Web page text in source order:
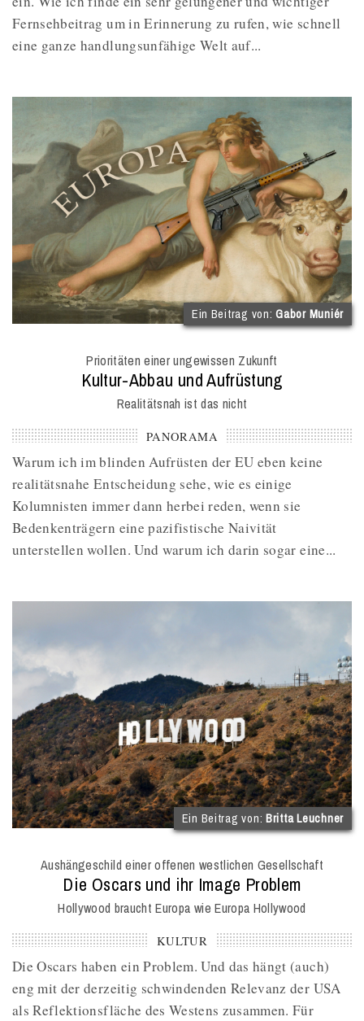
Fernsehbeitrag um in Erinnerung zu rufen, wie schnell
eine ganze handlungsunfähige Welt auf...
Ein Beitrag von:Gabor Muniér
Prioritäten einer ungewissen Zukunft
:
Kultur-Abbau und Aufrüstung
Realitätsnah ist das nicht
PANORAMA
Warum ich im blinden Aufrüsten der EU eben keine
realitätsnahe Entscheidung sehe, wie es einige
Kolumnisten immer dann herbei reden, wenn sie
Bedenkenträgern eine pazifistische Naivität
unterstellen wollen. Und warum ich darin sogar eine...
Ein Beitrag von:Britta Leuchner
Aushängeschild einer offenen westlichen Gesellschaft
:
Die Oscars und ihr Image Problem
Hollywood braucht Europa wie Europa Hollywood
KULTUR
Die Oscars haben ein Problem. Und das hängt (auch)
eng mit der derzeitig schwindenden Relevanz der USA
als Reflektionsfläche des Westens zusammen. Für